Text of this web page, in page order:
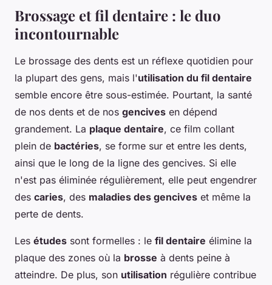
Brossage et fil dentaire : le duo
incontournable
Le brossage des dents est un réflexe quotidien pour
la plupart des gens, mais l'utilisation du fil dentaire
semble encore être sous-estimée. Pourtant, la santé
de nos dents et de nos gencives en dépend
grandement. La plaque dentaire, ce film collant
plein de bactéries, se forme sur et entre les dents,
ainsi que le long de la ligne des gencives. Si elle
n'est pas éliminée régulièrement, elle peut engendrer
des caries, des maladies des gencives et même la
perte de dents.
Les études sont formelles : le fil dentaire élimine la
plaque des zones où la brosse à dents peine à
atteindre. De plus, son utilisation régulière contribue